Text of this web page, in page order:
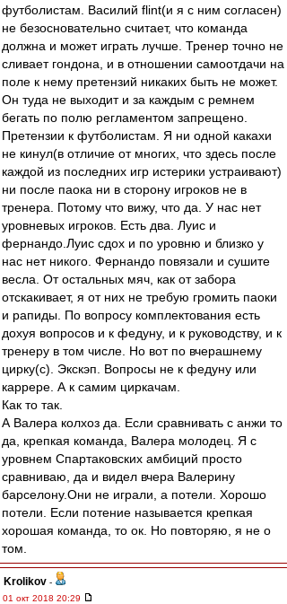
футболистам. Василий flint(и я с ним согласен)
не безосновательно считает, что команда
должна и может играть лучше. Тренер точно не
сливает гондона, и в отношении самоотдачи на
поле к нему претензий никаких быть не может.
Он туда не выходит и за каждым с ремнем
бегать по полю регламентом запрещено.
Претензии к футболистам. Я ни одной какахи
не кинул(в отличие от многих, что здесь после
каждой из последних игр истерики устраивают)
ни после паока ни в сторону игроков не в
тренера. Потому что вижу, что да. У нас нет
уровневых игроков. Есть два. Луис и
фернандо.Луис сдох и по уровню и близко у
нас нет никого. Фернандо повязали и сушите
весла. От остальных мяч, как от забора
отскакивает, я от них не требую громить паоки
и рапиды. По вопросу комплектования есть
дохуя вопросов и к федуну, и к руководству, и к
тренеру в том числе. Но вот по вчерашнему
цирку(с). Экскэп. Вопросы не к федуну или
каррере. А к самим циркачам.
Как то так.
А Валера колхоз да. Если сравнивать с анжи то
да, крепкая команда, Валера молодец. Я с
уровнем Спартаковских амбиций просто
сравниваю, да и видел вчера Валерину
барселону.Они не играли, а потели. Хорошо
потели. Если потение называется крепкая
хорошая команда, то ок. Но повторяю, я не о
том.
Krolikov -
01 окт 2018 20:29